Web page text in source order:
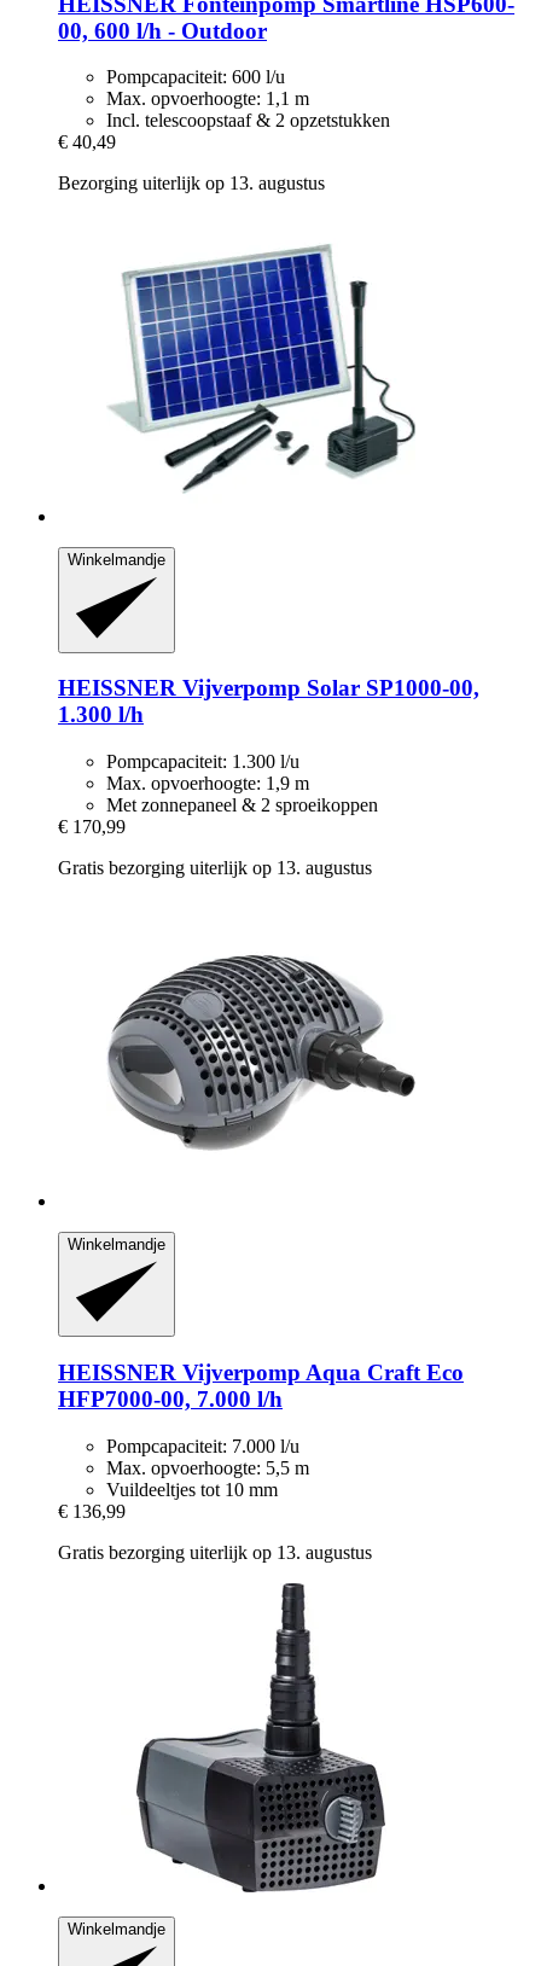
00, 600 l/h -​ Outdoor
Pompcapaciteit: 600 l/u
Max. opvoerhoogte: 1,1 m
Incl. telescoopstaaf & 2 opzetstukken
€ 40,49
Bezorging uiterlijk op 13. augustus
Winkelmandje
HEISSNER Vijverpomp Solar SP1000-​00,
1.300 l/h
Pompcapaciteit: 1.300 l/u
Max. opvoerhoogte: 1,9 m
Met zonnepaneel & 2 sproeikoppen
€ 170,99
Gratis bezorging uiterlijk op 13. augustus
Winkelmandje
HEISSNER Vijverpomp Aqua Craft Eco
HFP7000-​00, 7.000 l/h
Pompcapaciteit: 7.000 l/u
Max. opvoerhoogte: 5,5 m
Vuildeeltjes tot 10 mm
€ 136,99
Gratis bezorging uiterlijk op 13. augustus
Winkelmandje